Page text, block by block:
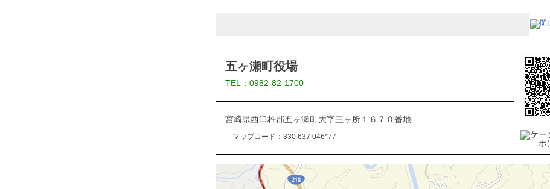
五ヶ瀬町役場
TEL：0982-82-1700
宮崎県西臼杵郡五ヶ瀬町大字三ヶ所１６７０番地
マップコード：330 637 046*77